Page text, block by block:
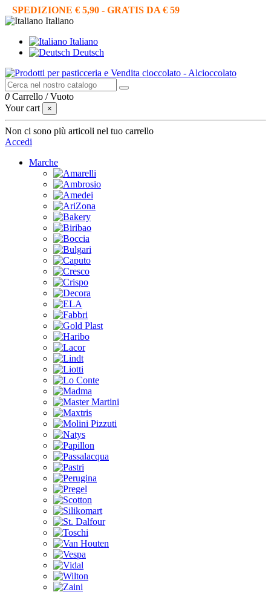
SPEDIZIONE € 5,90 - GRATIS DA € 59
Italiano
Italiano
Deutsch
0 Carrello /Vuoto
Your cart
×
Non ci sono più articoli nel tuo carrello
Accedi
Marche